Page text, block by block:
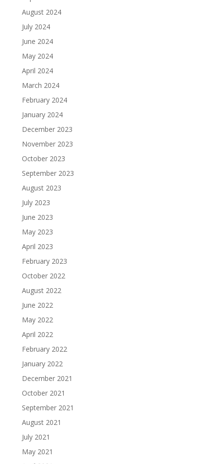
August 2024
July 2024
June 2024
May 2024
April 2024
March 2024
February 2024
January 2024
December 2023
November 2023
October 2023
September 2023
August 2023
July 2023
June 2023
May 2023
April 2023
February 2023
October 2022
August 2022
June 2022
May 2022
April 2022
February 2022
January 2022
December 2021
October 2021
September 2021
August 2021
July 2021
May 2021